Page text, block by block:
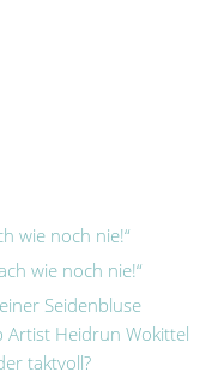
wie noch nie!“
wie noch nie!“
Seidenbluse
Artist Heidrun Wokittel
taktvoll?